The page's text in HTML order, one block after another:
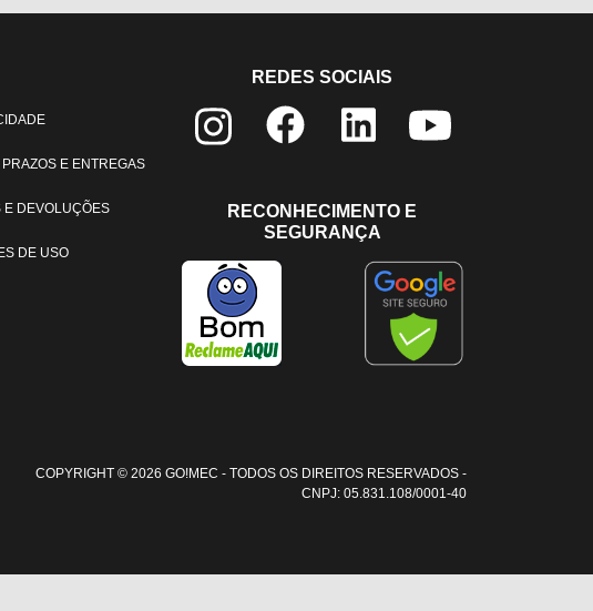
E ENTREGAS
E DEVOLUÇÕES
DE USO
REDES SOCIAIS
RECONHECIMENTO E
SEGURANÇA
COPYRIGHT © 2026 GO!MEC - TODOS OS DIREITOS RESERVADOS -
CNPJ: 05.831.108/0001-40